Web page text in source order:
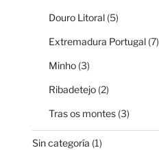
Douro Litoral(5)
Extremadura Portugal(7)
Minho(3)
Ribadetejo(2)
Tras os montes(3)
Sin categoría (1)